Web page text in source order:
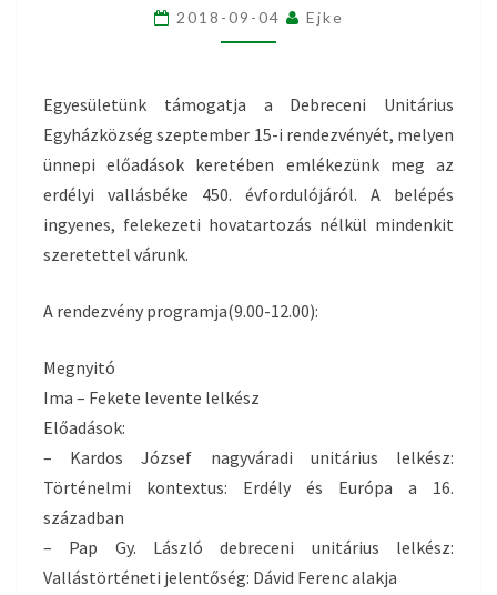
ÉVE
–
ELŐADÁSOK
2018-09-04 Ejke
Egyesületünk támogatja a Debreceni Unitárius
Egyházközség szeptember 15-i rendezvényét, melyen
ünnepi előadások keretében emlékezünk meg az
erdélyi vallásbéke 450. évfordulójáról. A belépés
ingyenes, felekezeti hovatartozás nélkül mindenkit
szeretettel várunk.
A rendezvény programja(9.00-12.00):
Megnyitó
Ima – Fekete levente lelkész
Előadások:
– Kardos József nagyváradi unitárius lelkész:
Történelmi kontextus: Erdély és Európa a 16.
században
– Pap Gy. László debreceni unitárius lelkész:
Vallástörténeti jelentőség: Dávid Ferenc alakja